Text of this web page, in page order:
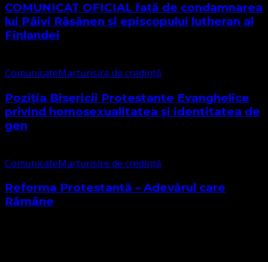
COMUNICAT OFICIAL față de condamnarea
lui Päivi Räsänen și episcopului lutheran al
Finlandei
ComunicateMarturisire de credință
Poziția Bisericii Protestante Evanghelice
privind homosexualitatea și identitatea de
gen
ComunicateMarturisire de credință
Reforma Protestantă – Adevărul care
Rămâne